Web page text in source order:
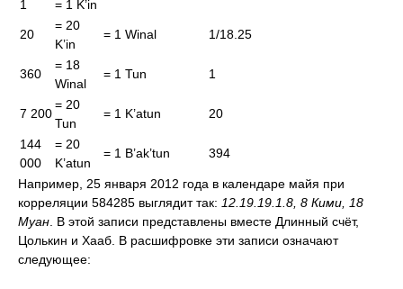
1
= 1 K’in
20
= 20
K’in
= 1 Winal 1/18.25
360
= 18
Winal
= 1 Tun 1
7 200
= 20
Tun
= 1 K’atun 20
144
000
= 20
K’atun
= 1 B’ak’tun 394
Например, 25 января 2012 года в календаре майя при
корреляции 584285 выглядит так: 12.19.19.1.8, 8 Кими, 18
Муан . В этой записи представлены вместе Длинный счёт,
Цолькин и Хааб. В расшифровке эти записи означают
следующее: